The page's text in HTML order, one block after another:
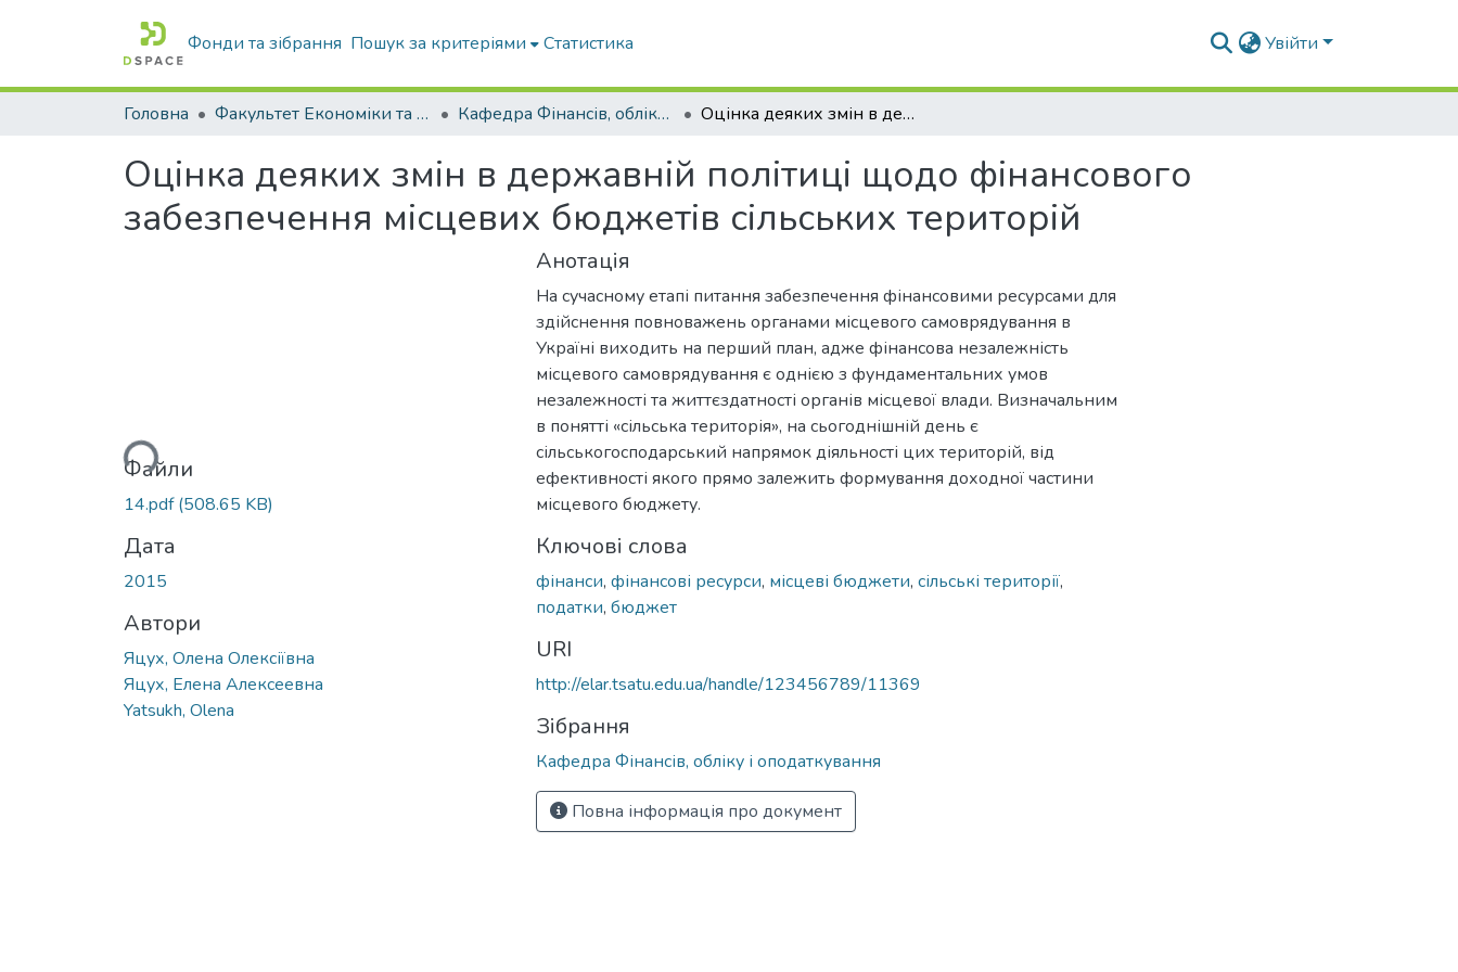
Фонди та зібрання Пошук за критеріями Статистика Увійти
Головна Факультет Економіки та бізнесу Кафедра Фінансів, обліку і оподаткування Оцінка деяких змін в державній політиці щодо фінансового забезпечення місцевих бюджетів сільських територій
Оцінка деяких змін в державній політиці щодо фінансового
забезпечення місцевих бюджетів сільських територій
Вантажиться...Файли
14.pdf(508.65 KB)
Дата
2015
Автори
Яцух, Олена Олексіївна
Яцух, Елена Алексеевна
Yatsukh, Olena
Анотація
На сучасному етапі питання забезпечення фінансовими ресурсами для
здійснення повноважень органами місцевого самоврядування в
Україні виходить на перший план, адже фінансова незалежність
місцевого самоврядування є однією з фундаментальних умов
незалежності та життєздатності органів місцевої влади. Визначальним
в понятті «сільська територія», на сьогоднішній день є
сільськогосподарський напрямок діяльності цих територій, від
ефективності якого прямо залежить формування доходної частини
місцевого бюджету.
Ключові слова
фінанси, фінансові ресурси, місцеві бюджети, сільські території,
податки, бюджет
URI
http://elar.tsatu.edu.ua/handle/123456789/11369
Зібрання
Кафедра Фінансів, обліку і оподаткування
Повна інформація про документ